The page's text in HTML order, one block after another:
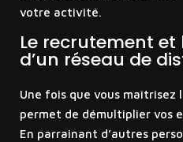
votre activité.
Le recrutement
d’un réseau de
Une fois que vous maîtrisez
permet de démultiplier vos
En parrainant d’autres